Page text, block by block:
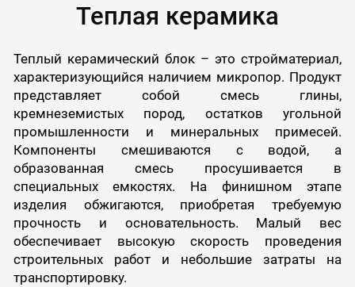
Теплая керамика
Теплый керамический блок – это стройматериал,
характеризующийся наличием микропор. Продукт
представляет собой смесь глины,
кремнеземистых пород, остатков угольной
промышленности и минеральных примесей.
Компоненты смешиваются с водой, а
образованная смесь просушивается в
специальных емкостях. На финишном этапе
изделия обжигаются, приобретая требуемую
прочность и основательность. Малый вес
обеспечивает высокую скорость проведения
строительных работ и небольшие затраты на
транспортировку.